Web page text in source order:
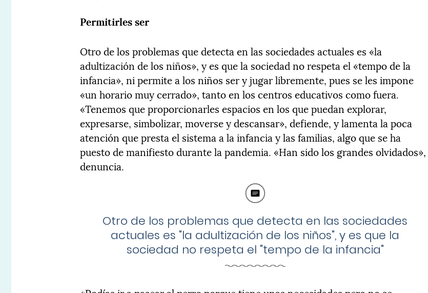
Permitirles ser
Otro de los problemas que detecta en las sociedades actuales es «la
adultización de los niños», y es que la sociedad no respeta el «tempo de la
infancia», ni permite a los niños ser y jugar libremente, pues se les impone
«un horario muy cerrado», tanto en los centros educativos como fuera.
«Tenemos que proporcionarles espacios en los que puedan explorar,
expresarse, simbolizar, moverse y descansar», defiende, y lamenta la poca
atención que presta el sistema a la infancia y las familias, algo que se ha
puesto de manifiesto durante la pandemia. «Han sido los grandes olvidados»,
denuncia.
Otro de los problemas que detecta en las sociedades
actuales es "la adultización de los niños", y es que la
sociedad no respeta el "tempo de la infancia"